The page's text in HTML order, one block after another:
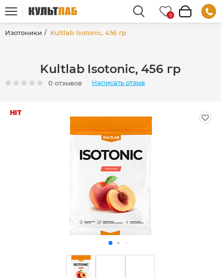
Изотоники Kultlab Isotonic, 456 гр
Kultlab Isotonic, 456 гр
0 отзывов Написать отзыв
HIT